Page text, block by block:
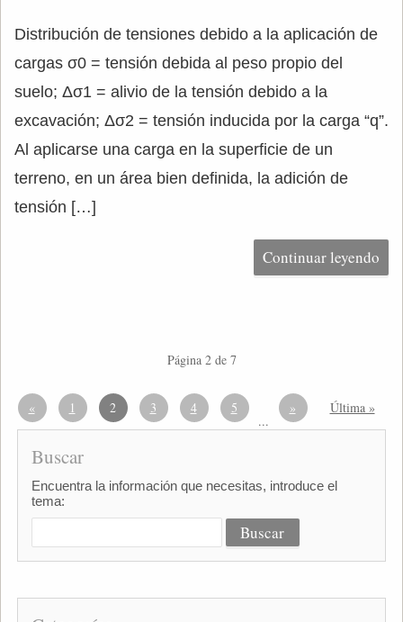
Distribución de tensiones debido a la aplicación de
cargas σ0 = tensión debida al peso propio del
suelo; Δσ1 = alivio de la tensión debido a la
excavación; Δσ2 = tensión inducida por la carga “q”.
Al aplicarse una carga en la superficie de un
terreno, en un área bien definida, la adición de
tensión […]
Continuar leyendo
Página 2 de 7
« 1 2 3 4 5
...
» Última »
Buscar
Encuentra la información que necesitas, introduce el
tema: